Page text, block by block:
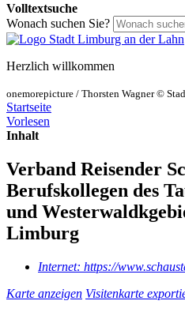
Volltextsuche
Wonach suchen Sie?
Herzlich willkommen
onemorepicture / Thorsten Wagner ©
Startseite
Vorlesen
Inhalt
Verband Reisender
Berufskollegen des
und
Limburg
Internet: https://
Karte anzeigen Visitenkarte